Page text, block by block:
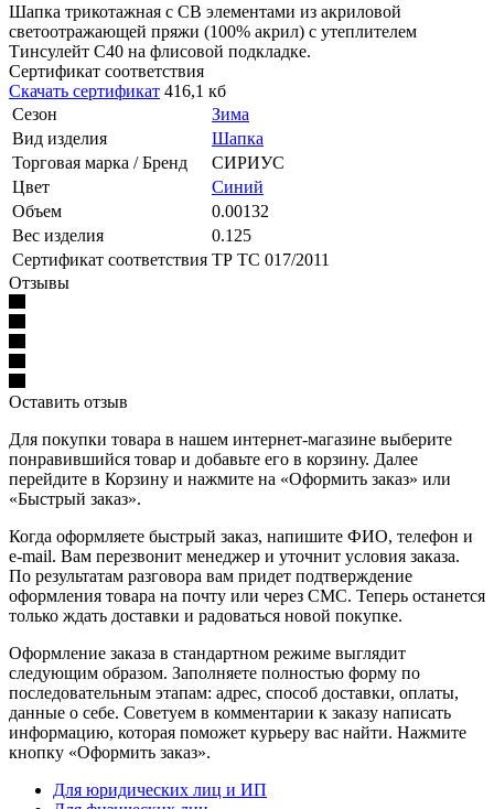
Шапка трикотажная с СВ элементами из акриловой
светоотражающей пряжи (100% акрил) с утеплителем
Тинсулейт С40 на флисовой подкладке.
Сертификат соответствия
Скачать сертификат 416,1 кб
Сезон
Зима
Вид изделия
Шапка
Торговая марка / Бренд
СИРИУС
Цвет
Синий
Объем
0.00132
Вес изделия
0.125
Сертификат соответствия ТР ТС 017/2011
Отзывы
Оставить отзыв
Для покупки товара в нашем интернет-магазине выберите
понравившийся товар и добавьте его в корзину. Далее
перейдите в Корзину и нажмите на «Оформить заказ» или
«Быстрый заказ».
Когда оформляете быстрый заказ, напишите ФИО, телефон и
e-mail. Вам перезвонит менеджер и уточнит условия заказа.
По результатам разговора вам придет подтверждение
оформления товара на почту или через СМС. Теперь останется
только ждать доставки и радоваться новой покупке.
Оформление заказа в стандартном режиме выглядит
следующим образом. Заполняете полностью форму по
последовательным этапам: адрес, способ доставки, оплаты,
данные о себе. Советуем в комментарии к заказу написать
информацию, которая поможет курьеру вас найти. Нажмите
кнопку «Оформить заказ».
Для юридических лиц и ИП